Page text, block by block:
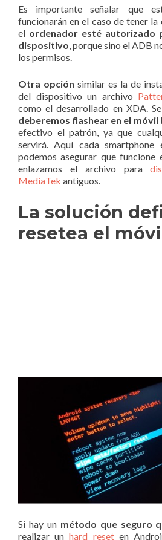
Es importante señalar que
funcionarán en el caso de tener
el ordenador esté autorizado
dispositivo , porque sino el ADB
los permisos.
Otra opción similar es la de
del dispositivo un archivo
como el desarrollado en XDA.
deberemos flashear en el móvil
efectivo el patrón, ya que
servirá. Aquí cada
podemos asegurar que funcione
enlazamos el archivo para
MediaTek antiguos.
La solución
resetea el
Si hay un método que seguro
realizar unhard reseten